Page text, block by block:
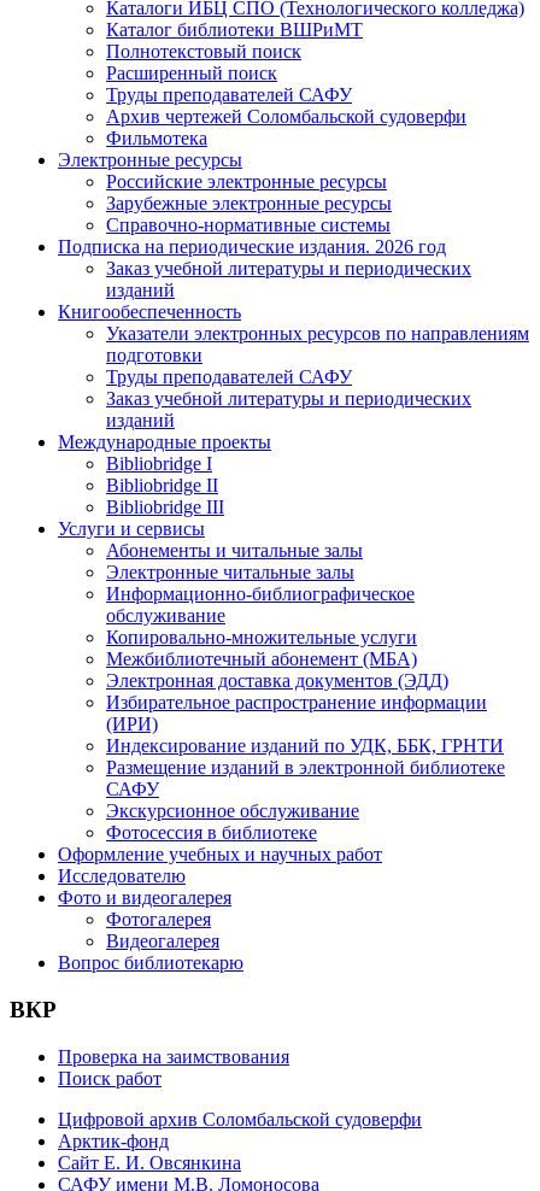
Каталоги ИБЦ СПО (Технологического колледжа)
Каталог библиотеки ВШРиМТ
Полнотекстовый поиск
Расширенный поиск
Труды преподавателей САФУ
Архив чертежей Соломбальской судоверфи
Фильмотека
Электронные ресурсы
Российские электронные ресурсы
Зарубежные электронные ресурсы
Справочно-нормативные системы
Подписка на периодические издания. 2026 год
Заказ учебной литературы и периодических
изданий
Книгообеспеченность
Указатели электронных ресурсов по направлениям
подготовки
Труды преподавателей САФУ
Заказ учебной литературы и периодических
изданий
Международные проекты
Bibliobridge I
Bibliobridge II
Bibliobridge III
Услуги и сервисы
Абонементы и читальные залы
Электронные читальные залы
Информационно-библиографическое
обслуживание
Копировально-множительные услуги
Межбиблиотечный абонемент (МБА)
Электронная доставка документов (ЭДД)
Избирательное распространение информации
(ИРИ)
Индексирование изданий по УДК, ББК, ГРНТИ
Размещение изданий в электронной библиотеке
САФУ
Экскурсионное обслуживание
Фотосессия в библиотеке
Оформление учебных и научных работ
Исследователю
Фото и видеогалерея
Фотогалерея
Видеогалерея
Вопрос библиотекарю
ВКР
Проверка на заимствования
Поиск работ
Цифровой архив Соломбальской судоверфи
Арктик-фонд
Сайт Е. И. Овсянкина
САФУ имени М.В. Ломоносова